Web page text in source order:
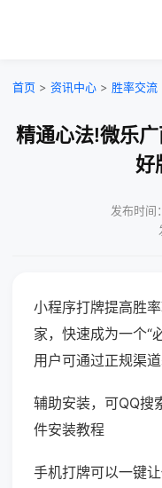
首页 > 资讯中心 > 胜率交流
精通心法!微乐
好
发布时
小程序打牌提高胜
家，快速成为一个“
用户可通过正规渠道
辅助安装，可QQ
件安装教程
手机打牌可以一键